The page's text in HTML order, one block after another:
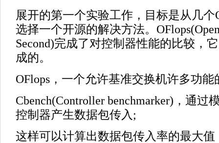
展开的第一个实验工作，目标是从几个
选择一个开源的解决方法。
Second)完成了对控制器性能的比较，
成的。
OFlops，一个允许基准交换机许多功
Cbench(Controller benchmarker)，通过
控制器产生数据包传入;
这样可以计算出数据包传入率的最大